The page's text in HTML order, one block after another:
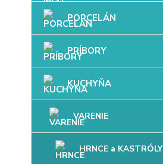
PORCELÁN
PRÍBORY
KUCHYŇA
VARENIE
HRNCE a KASTRÓLY